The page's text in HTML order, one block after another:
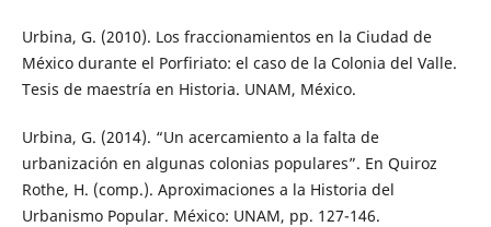
Urbina, G. (2010). Los fraccionamientos en la Ciudad de
México durante el Porfiriato: el caso de la Colonia del Valle.
Tesis de maestría en Historia. UNAM, México.
Urbina, G. (2014). “Un acercamiento a la falta de
urbanización en algunas colonias populares”. En Quiroz
Rothe, H. (comp.). Aproximaciones a la Historia del
Urbanismo Popular. México: UNAM, pp. 127-146.